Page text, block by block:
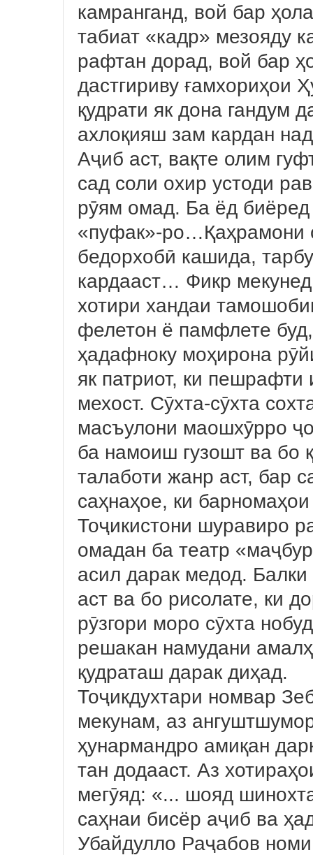
камранганд, вой бар
табиат «кадр» мезояду
рафтан дорад, вой бар
дастгириву ғамхориҳои
қудрати як дона
ахлоқияш зам кардан
Аҷиб аст, вақте олим
сад соли охир устоди
рӯям омад. Ба ёд
«пуфак»-ро…Қаҳрамони
бедорхобӣ кашида,
кардааст… Фикр
хотири хандаи
фелетон ё памфлете
ҳадафноку моҳирона
як патриот, ки
мехост. Сӯхта-сӯхта
масъулони маошхӯрро
ба намоиш гузошт ва бо
талаботи жанр аст, бар
саҳнаҳое, ки
Тоҷикистони шуравиро
омадан ба театр
асил дарак медод.
аст ва бо рисолате, ки
рӯзгори моро сӯхта
решакан намудани
қудраташ дарак диҳад.
Тоҷикдухтари номвар
мекунам, аз
ҳунармандро амиқан
тан додааст. Аз
мегӯяд: «... шояд
саҳнаи бисёр аҷиб ва
Убайдулло Раҷабов